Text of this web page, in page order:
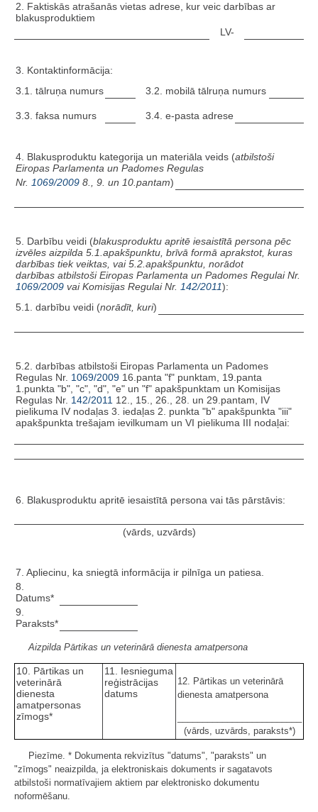
2. Faktiskās atrašanās vietas adrese, kur veic darbības ar
blakusproduktiem
LV-
3. Kontaktinformācija:
3.1. tālruņa numurs
3.2. mobilā tālruņa numurs
3.3. faksa numurs 3.4. e-pasta adrese
4. Blakusproduktu kategorija un materiāla veids (atbilstoši
Eiropas Parlamenta un Padomes Regulas
Nr. 1069/2009 8., 9. un 10.pantam)
5. Darbību veidi (blakusproduktu apritē iesaistītā persona pēc
izvēles aizpilda 5.1.apakšpunktu, brīvā formā aprakstot, kuras
darbības tiek veiktas, vai 5.2.apakšpunktu, norādot
darbības atbilstoši Eiropas Parlamenta un Padomes Regulai Nr.
1069/2009 vai Komisijas Regulai Nr. 142/2011):
5.1. darbību veidi (norādīt, kuri)
5.2. darbības atbilstoši Eiropas Parlamenta un Padomes
Regulas Nr. 1069/2009 16.panta "f" punktam, 19.panta
1.punkta "b", "c", "d", "e" un "f" apakšpunktam un Komisijas
Regulas Nr. 142/2011 12., 15., 26., 28. un 29.pantam, IV
pielikuma IV nodaļas 3. iedaļas 2. punkta "b" apakšpunkta "iii"
apakšpunkta trešajam ievilkumam un VI pielikuma III nodaļai:
6. Blakusproduktu apritē iesaistītā persona vai tās pārstāvis:
(vārds, uzvārds)
7. Apliecinu, ka sniegtā informācija ir pilnīga un patiesa.
8.
Datums*
9.
Paraksts*
Aizpilda Pārtikas un veterinārā dienesta amatpersona
10. Pārtikas un
veterinārā
dienesta
amatpersonas
zīmogs*
11. Iesnieguma
reģistrācijas
datums
12. Pārtikas un veterinārā
dienesta amatpersona
(vārds, uzvārds, paraksts*)
Piezīme. * Dokumenta rekvizītus "datums", "paraksts" un
"zīmogs" neaizpilda, ja elektroniskais dokuments ir sagatavots
atbilstoši normatīvajiem aktiem par elektronisko dokumentu
noformēšanu.